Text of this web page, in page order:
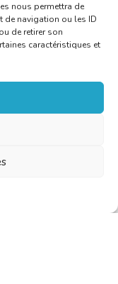
nous permettra de
de navigation ou les ID
de retirer son
caractéristiques et